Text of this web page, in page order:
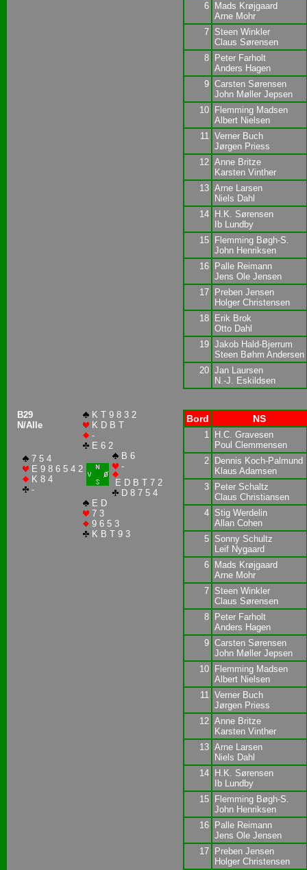
6
Mads Krøjgaard
Arne Mohr
7 Steen Winkler
Claus Sørensen
8
Peter Farholt
Anders Hagen
9 Carsten Sørensen
John Møller Jepsen
10
Flemming Madsen
Albert Nielsen
11 Verner Buch
Jørgen Priess
12 Anne Britze
Karsten Vinther
13 Arne Larsen
Niels Dahl
14
H.K. Sørensen
Ib Lundby
15
Flemming Bøgh-S.
John Henriksen
16
Palle Reimann
Jens Ole Jensen
17
Preben Jensen
Holger Christensen
18
Erik Brok
Otto Dahl
19 Jakob Hald-Bjerrum
Steen Bøhm Andersen
20 Jan Laursen
N.-J. Eskildsen
B29
N/Alle
K T 9 8 3 2
K D B T
-
E 6 2
7 5 4
E 9 8 6 5 4 2
K 8 4
-
B 6
-
E D B T 7 2
D 8 7 5 4
E D
7 3
9 6 5 3
K B T 9 3
Bord NS
1
H.C. Gravesen
Poul Clemmensen
2
Dennis Koch-Palmund
Klaus Adamsen
3
Peter Schaltz
Claus Christiansen
4 Stig Werdelin
Allan Cohen
5 Sonny Schultz
Leif Nygaard
6
Mads Krøjgaard
Arne Mohr
7 Steen Winkler
Claus Sørensen
8
Peter Farholt
Anders Hagen
9 Carsten Sørensen
John Møller Jepsen
10
Flemming Madsen
Albert Nielsen
11 Verner Buch
Jørgen Priess
12 Anne Britze
Karsten Vinther
13 Arne Larsen
Niels Dahl
14
H.K. Sørensen
Ib Lundby
15
Flemming Bøgh-S.
John Henriksen
16
Palle Reimann
Jens Ole Jensen
17
Preben Jensen
Holger Christensen